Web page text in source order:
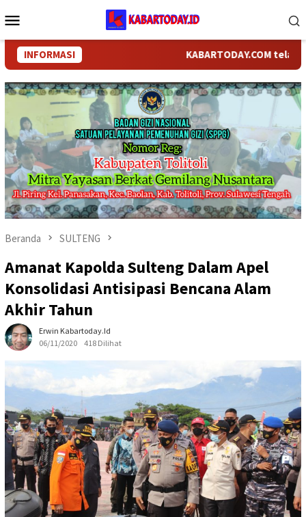
ke
Mobile
INFORMASI KABARTODAY.COM telah
Beranda SULTENG
Amanat Kapolda Sulteng Dalam Apel
Konsolidasi Antisipasi Bencana Alam
Akhir Tahun
Erwin Kabartoday.id
06/11/2020
418 Dilihat